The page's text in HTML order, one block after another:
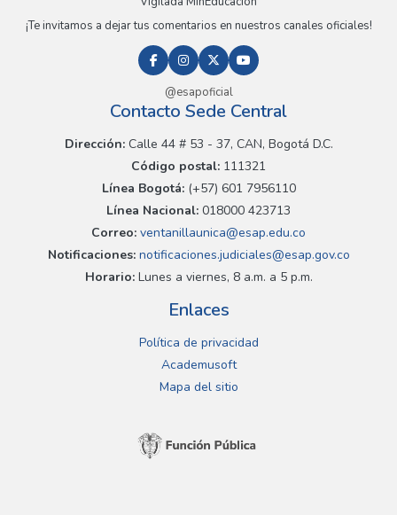
¡Te invitamos a dejar tus comentarios en nuestros canales oficiales!
@esapoficial
Contacto Sede Central
Dirección:Calle 44 # 53 - 37, CAN, Bogotá D.C.
Código postal: 111321
Línea Bogotá:(+57) 601 7956110
Línea Nacional: 018000 423713
Correo: ventanillaunica@esap.edu.co
Notificaciones:notificaciones.judiciales@esap.gov.co
Horario:Lunes a viernes, 8 a.m. a 5 p.m.
Enlaces
Política de privacidad
Academusoft
Mapa del sitio